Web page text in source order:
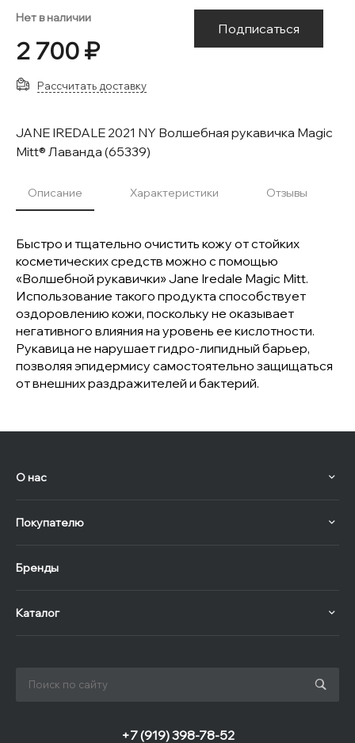
Нет в наличии
2 700 ₽
Подписаться
Рассчитать доставку
JANE IREDALE 2021 NY Волшебная рукавичка Magic
Mitt® Лаванда (65339)
Описание Характеристики Отзывы
Быстро и тщательно очистить кожу от стойких
косметических средств можно с помощью
«Волшебной рукавички» Jane Iredale Magic Mitt.
Использование такого продукта способствует
оздоровлению кожи, поскольку не оказывает
негативного влияния на уровень ее кислотности.
Рукавица не нарушает гидро-липидный барьер,
позволяя эпидермису самостоятельно защищаться
от внешних раздражителей и бактерий.
О нас
Покупателю
Бренды
Каталог
+7 (919) 398-78-52